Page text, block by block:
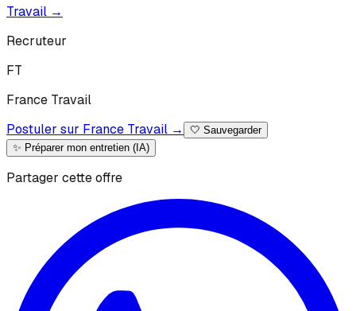
Travail →
Recruteur
FT
France Travail
Postuler sur France Travail →
🤍 Sauvegarder
✨ Préparer mon entretien (IA)
Partager cette offre